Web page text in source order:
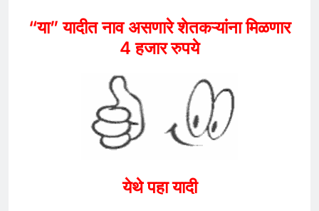
“या” यादीत नाव असणारे शेतकऱ्यांना मिळणार
4 हजार रुपये
येथे पहा यादी